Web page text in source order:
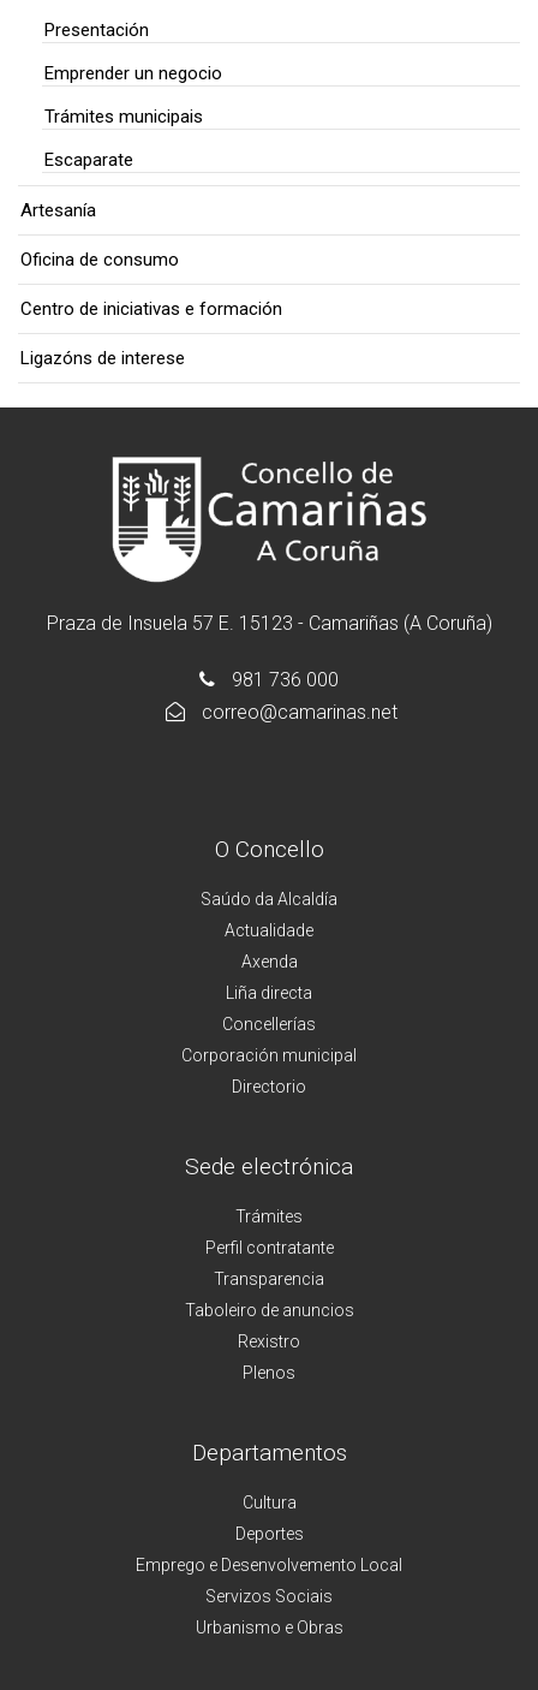
Presentación
Emprender un negocio
Trámites municipais
Escaparate
Artesanía
Oficina de consumo
Centro de iniciativas e formación
Ligazóns de interese
Praza de Insuela 57 E. 15123 - Camariñas (A Coruña)
981 736 000
correo@camarinas.net
O Concello
Saúdo da Alcaldía
Actualidade
Axenda
Liña directa
Concellerías
Corporación municipal
Directorio
Sede electrónica
Trámites
Perfil contratante
Transparencia
Taboleiro de anuncios
Rexistro
Plenos
Departamentos
Cultura
Deportes
Emprego e Desenvolvemento Local
Servizos Sociais
Urbanismo e Obras